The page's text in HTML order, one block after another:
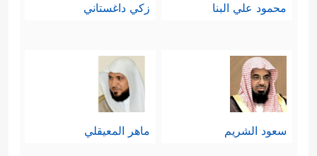
محمود علي البنا زكي داغستاني
سعود الشريم ماهر المعيقلي